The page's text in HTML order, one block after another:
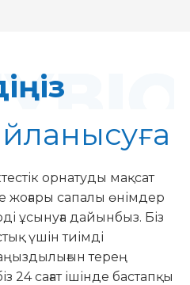
орнатуды мақсат
жоғары сапалы өнімдер
ұсынуға дайынбыз. Біз
үшін тиімді
терең
24 сағат ішінде бастапқы